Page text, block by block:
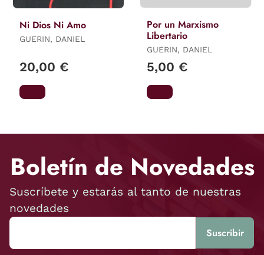
Ni Dios Ni Amo
GUERIN, DANIEL
20,00 €
Por un Marxismo
Libertario
GUERIN, DANIEL
5,00 €
Boletín de Novedades
Suscríbete y estarás al tanto de nuestras
novedades